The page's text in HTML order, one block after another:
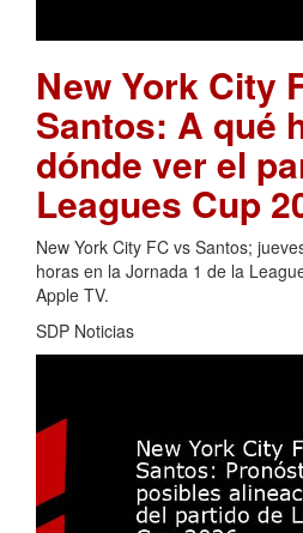
New York City
Santos: A qué
dónde ver el
Leagues Cup
New York City FC vs Santos;
horas en la Jornada 1 de la
Apple TV.
SDP Noticias